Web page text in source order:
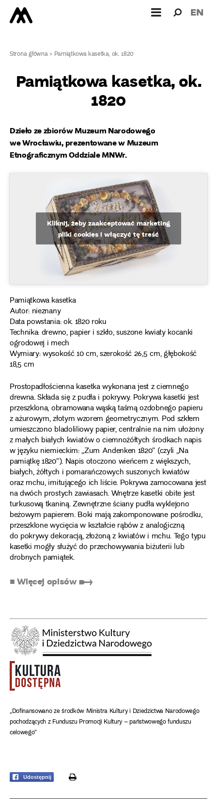
dla: EN
Strona główna> Pamiątkowa kasetka, ok. 1820
Pamiątkowa kasetka, ok.
1820
Dzieło ze zbiorów Muzeum Narodowego
we Wrocławiu, prezentowane w Muzeum
Etnograficznym Oddziale MNWr.
Kliknij, żeby zaakceptować marketing
pliki cookies i włączyć tę treść
Pamiątkowa kasetka
Autor: nieznany
Data powstania: ok. 1820 roku
Technika: drewno, papier i szkło, suszone kwiaty kocanki
ogrodowej i mech
Wymiary: wysokość 10 cm, szerokość 26,5 cm, głębokość
18,5 cm
Prostopadłościenna kasetka wykonana jest z ciemnego
drewna. Składa się z pudła i pokrywy. Pokrywa kasetki jest
przeszklona, obramowana wąską taśmą ozdobnego papieru
z ażurowym, złotym wzorem geometrycznym. Pod szkłem
umieszczono bladoliliowy papier, centralnie na nim ułożony
z małych białych kwiatów o ciemnożółtych środkach napis
w języku niemieckim: „Zum Andenken 1820” (czyli „Na
pamiątkę 1820”). Napis otoczono wieńcem z większych,
białych, żółtych i pomarańczowych suszonych kwiatów
oraz mchu, imitującego ich liście. Pokrywa zamocowana jest
na dwóch prostych zawiasach. Wnętrze kasetki obite jest
turkusową tkaniną. Zewnętrzne ściany pudła wyklejono
beżowym papierem. Boki mają zakomponowane pośrodku,
przeszklone wycięcia w kształcie rąbów z analogiczną
do pokrywy dekoracją, złożoną z kwiatów i mchu. Tego typu
kasetki mogły służyć do przechowywania biżuterii lub
drobnych pamiątek.
■ Więcej opisów ➸
„Dofinansowano ze środków Ministra Kultury i Dziedzictwa Narodowego
pochodzących z Funduszu Promocji Kultury – państwowego funduszu
celowego”
Udostępnij print